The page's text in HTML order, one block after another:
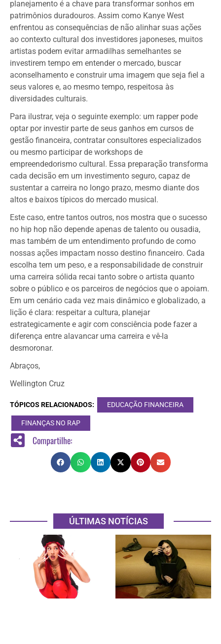
planejamento é a chave para transformar sonhos em
patrimônios duradouros. Assim como Kanye West
enfrentou as consequências de não alinhar suas ações
ao contexto cultural dos investidores japoneses, muitos
artistas podem evitar armadilhas semelhantes se
investirem tempo em entender o mercado, buscar
aconselhamento e construir uma imagem que seja fiel a
seus valores e, ao mesmo tempo, respeitosa às
diversidades culturais.
Para ilustrar, veja o seguinte exemplo: um rapper pode
optar por investir parte de seus ganhos em cursos de
gestão financeira, contratar consultores especializados
ou mesmo participar de workshops de
empreendedorismo cultural. Essa preparação transforma
cada decisão em um investimento seguro, capaz de
sustentar a carreira no longo prazo, mesmo diante dos
altos e baixos típicos do mercado musical.
Este caso, entre tantos outros, nos mostra que o sucesso
no hip hop não depende apenas de talento ou ousadia,
mas também de um entendimento profundo de como
nossas ações impactam nosso destino financeiro. Cada
escolha tem um peso, e a responsabilidade de construir
uma carreira sólida recai tanto sobre o artista quanto
sobre o público e os parceiros de negócios que o apoiam.
Em um cenário cada vez mais dinâmico e globalizado, a
lição é clara: respeitar a cultura, planejar
estrategicamente e agir com consciência pode fazer a
diferença entre alavancar uma carreira e vê-la
desmoronar.
Abraços,
Wellington Cruz
TÓPICOS RELACIONADOS: EDUCAÇÃO FINANCEIRA
FINANÇAS NO RAP
Compartilhe:
ÚLTIMAS NOTÍCIAS